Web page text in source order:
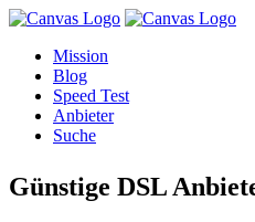
Mission
Blog
Speed Test
Anbieter
Suche
Günstige DSL